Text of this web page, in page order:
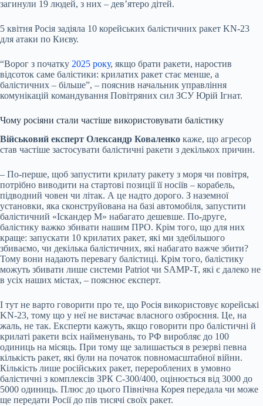
загинули 19 людей, з них – дев’ятеро дітей.
5 квітня Росія задіяла 10 корейських балістичних ракет KN-23
для атаки по Києву.
“Ворог з початку 2025 року, якщо брати ракети, наростив
відсоток саме балістики: крилатих ракет стає менше, а
балістичних – більше”, – пояснив начальник управління
комунікацій командування Повітряних сил ЗСУ Юрій Ігнат.
Чому росіяни стали частіше використовувати балістику
Військовий експерт Олександр Коваленко каже, що агресор
став частіше застосувати балістичні ракети з декількох причин.
– По-перше, щоб запустити крилату ракету з моря чи повітря,
потрібно виводити на стартові позиції її носіїв – корабель,
підводний човен чи літак. А це надто дорого. З наземної
установки, яка сконструйована на базі автомобіля, запустити
балістичний «Іскандер М» набагато дешевше. По-друге,
балістику важко збивати нашим ПРО. Крім того, що для них
краще: запускати 10 крилатих ракет, які ми здебільшого
збиваємо, чи декілька балістичних, які набагато важче збити?
Тому вони надають перевагу балістиці. Крім того, балістику
можуть збивати лише системи Patriot чи SAMP-T, які є далеко не
в усіх наших містах, – пояснює експерт.
І тут не варто говорити про те, що Росія використовує корейські
KN-23, тому що у неї не вистачає власного озброєння. Це, на
жаль, не так. Експерти кажуть, якщо говорити про балістичні й
крилаті ракети всіх найменувань, то РФ виробляє до 100
одиниць на місяць. При тому ще залишається в резерві певна
кількість ракет, які були на початок повномасштабної війни.
Кількість лише російських ракет, перероблених в умовно
балістичні з комплексів ЗРК С-300/400, оцінюється від 3000 до
5000 одиниць. Плюс до цього Північна Корея передала чи може
ще передати Росії до пів тисячі своїх ракет.